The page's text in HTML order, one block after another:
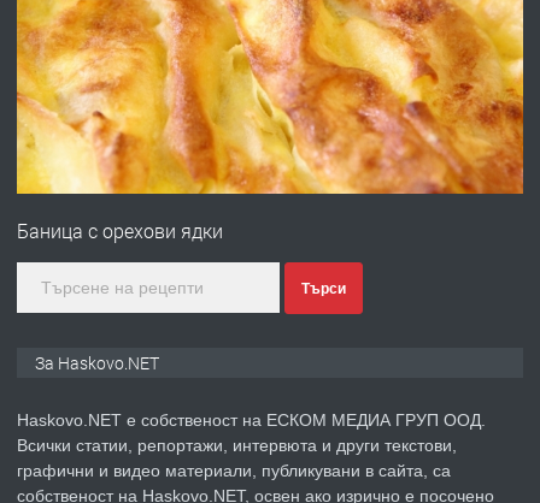
ПРЕДЛАГА
№4120 Магазин/Офис под наем в кв.
Любен Каравелов, Хасково-близо до
градската градина!
преди 3 дни
ПРЕДЛАГА
ПРОСТОРЕН ТРИСТАЕН
КУБА
преди 4 дни
ПРЕДЛАГА
Баница с орехови ядки
Търси
За Haskovo.NET
Haskovo.NET е собственост на ЕСКОМ МЕДИА ГРУП ООД.
Всички статии, репортажи, интервюта и други текстови,
графични и видео материали, публикувани в сайта, са
собственост на Haskovo.NET, освен ако изрично е посочено